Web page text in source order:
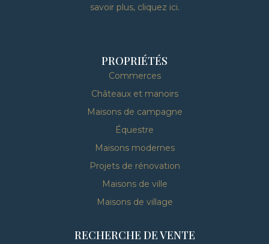
savoir plus, cliquez ici.
PROPRIÉTÉS
Commerces
Châteaux et manoirs
Maisons de campagne
Équestre
Maisons modernes
Projets de rénovation
Maisons de ville
Maisons de village
RECHERCHE DE VENTE